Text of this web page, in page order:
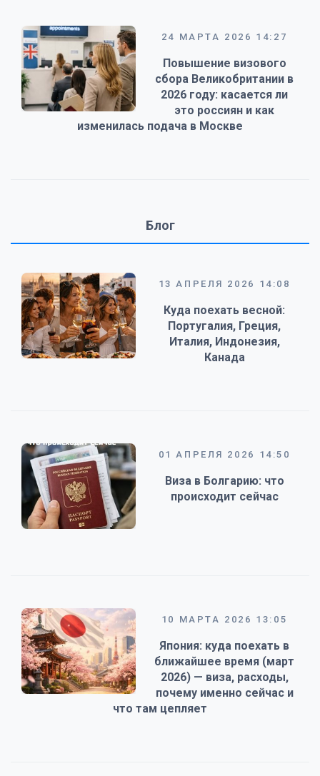
24 МАРТА 2026 14:27
Повышение визового
сбора Великобритании в
2026 году: касается ли
это россиян и как
изменилась подача в Москве
Блог
13 АПРЕЛЯ 2026 14:08
Куда поехать весной:
Португалия, Греция,
Италия, Индонезия,
Канада
01 АПРЕЛЯ 2026 14:50
Виза в Болгарию: что
происходит сейчас
10 МАРТА 2026 13:05
Япония: куда поехать в
ближайшее время (март
2026) — виза, расходы,
почему именно сейчас и
что там цепляет